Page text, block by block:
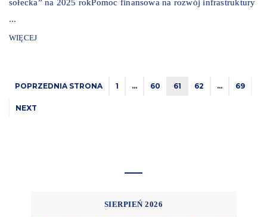
sołecka” na 2025 rokPomoc finansowa na rozwój infrastruktury
...
WIĘCEJ
POPRZEDNIA STRONA 1 … 60 61 62 … 69
NEXT
SIERPIEŃ 2026